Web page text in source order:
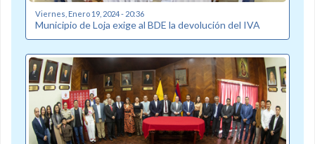
Viernes, Enero 19, 2024 - 20:36
Municipio de Loja exige al BDE la devolución del IVA